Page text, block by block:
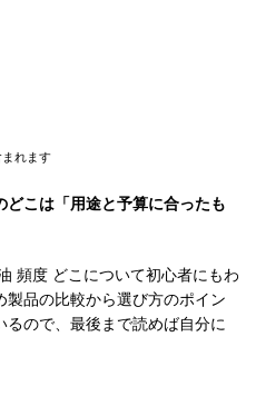
れます
こは「用途と予算に合ったも
頻度 どこについて初心者にもわ
品の比較から選び方のポイン
るので、最後まで読めば自分に